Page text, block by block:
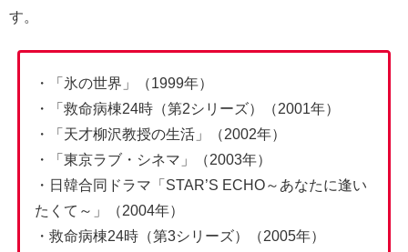
す。
・「氷の世界」（1999年）
・「救命病棟24時（第2シリーズ）（2001年）
・「天才柳沢教授の生活」（2002年）
・「東京ラブ・シネマ」（2003年）
・日韓合同ドラマ「STAR’S ECHO～あなたに逢い
たくて～」（2004年）
・救命病棟24時（第3シリーズ）（2005年）